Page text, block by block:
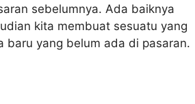
sebelumnya. Ada baiknya
kita membuat sesuatu yang
baru yang belum ada di pasaran.